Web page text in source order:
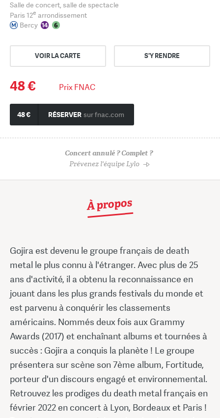
Salle de concert, salle de spectacle
Paris 12e arrondissement
Bercy
VOIR LA CARTE S'Y RENDRE
48 € Prix FNAC
48 € RÉSERVER sur fnac.com
Concert annulé ? Complet ?
Prévenez l'équipe Lylo
À propos
Gojira est devenu le groupe français de death
metal le plus connu à l'étranger. Avec plus de 25
ans d'activité, il a obtenu la reconnaissance en
jouant dans les plus grands festivals du monde et
est parvenu à conquérir les classements
américains. Nommés deux fois aux Grammy
Awards (2017) et enchaînant albums et tournées à
succès : Gojira a conquis la planète ! Le groupe
présentera sur scène son 7ème album, Fortitude,
porteur d'un discours engagé et environnemental.
Retrouvez les prodiges du death metal français en
février 2022 en concert à Lyon, Bordeaux et Paris !